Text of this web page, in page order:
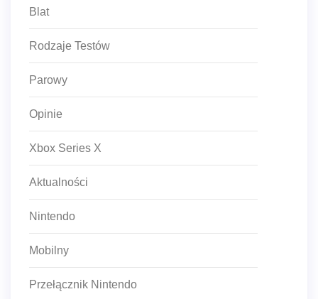
Blat
Rodzaje Testów
Parowy
Opinie
Xbox Series X
Aktualności
Nintendo
Mobilny
Przełącznik Nintendo